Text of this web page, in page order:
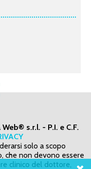
s.r.l. - P.I. e C.F.
solo a scopo
che non devono essere
clinico del dottore,